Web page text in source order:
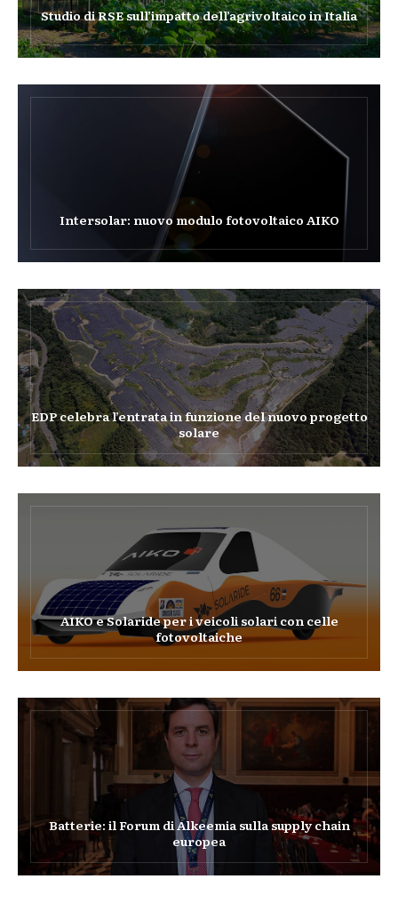
Studio di RSE sull’impatto dell’agrivoltaico in Italia
Intersolar: nuovo modulo fotovoltaico AIKO
EDP celebra l’entrata in funzione del nuovo progetto
solare
AIKO e Solaride per i veicoli solari con celle
fotovoltaiche
Batterie: il Forum di Alkeemia sulla supply chain
europea